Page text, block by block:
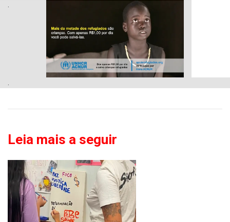
.
Leia mais a seguir